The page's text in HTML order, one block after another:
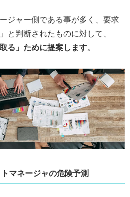
ジャー側である事が多く、要求
と判断されたものに対して、
る」ために提案します。
マネージャの危険予測